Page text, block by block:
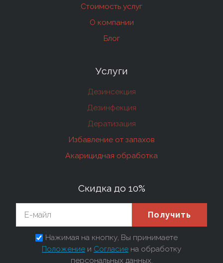
Стоимость услуг
О компании
Блог
Услуги
Дезинсекция
Дезинфекция
Дератизация
Избавление от запахов
Акарицидная обработка
Скидка до 10%
Получить
Нажимая на кнопку, Вы принимаете
Положение и Согласие на обработку
персональных данных.